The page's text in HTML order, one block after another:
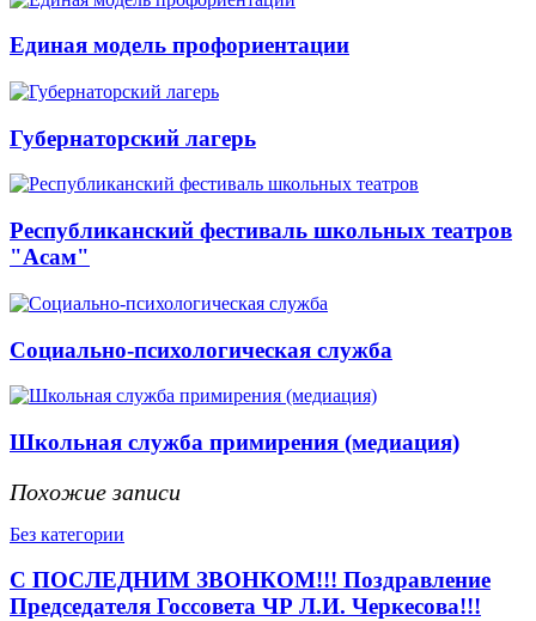
Единая модель профориентации
Губернаторский лагерь
Республиканский фестиваль школьных театров
"Асам"
Социально-психологическая служба
Школьная служба примирения (медиация)
Похожие записи
Без категории
С ПОСЛЕДНИМ ЗВОНКОМ!!! Поздравление
Председателя Госсовета ЧР Л.И. Черкесова!!!